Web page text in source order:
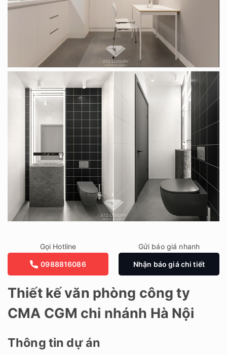
Thiết kế văn phòng công ty
CMA CGM chi nhánh Hà Nội
Thông tin dự án
Gọi Hotline
0988816086
Gửi báo giá nhanh
Nhận báo giá chi tiết